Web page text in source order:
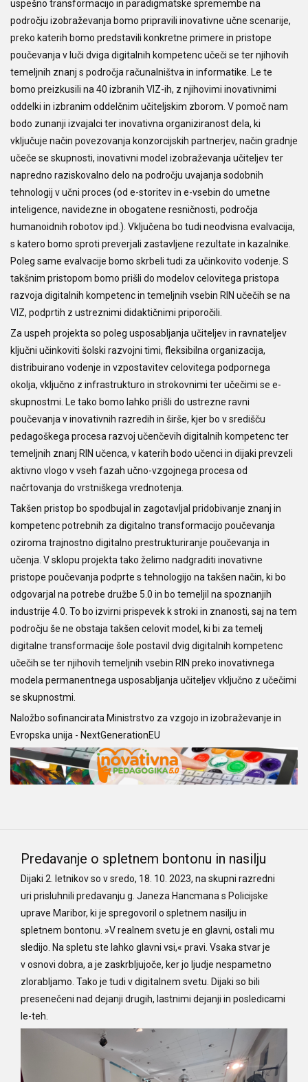
uspešno transformacijo in paradigmatske spremembe na
področju izobraževanja bomo pripravili inovativne učne scenarije,
preko katerih bomo predstavili konkretne primere in pristope
poučevanja v luči dviga digitalnih kompetenc učeči se ter njihovih
temeljnih znanj s področja računalništva in informatike. Le te
bomo preizkusili na 40 izbranih VIZ-ih, z njihovimi inovativnimi
oddelki in izbranim oddelčnim učiteljskim zborom. V pomoč nam
bodo zunanji izvajalci ter inovativna organiziranost dela, ki
vključuje način povezovanja konzorcijskih partnerjev, način gradnje
učeče se skupnosti, inovativni model izobraževanja učiteljev ter
napredno raziskovalno delo na področju uvajanja sodobnih
tehnologij v učni proces (od e-storitev in e-vsebin do umetne
inteligence, navidezne in obogatene resničnosti, področja
humanoidnih robotov ipd.). Vključena bo tudi neodvisna evalvacija,
s katero bomo sproti preverjali zastavljene rezultate in kazalnike.
Poleg same evalvacije bomo skrbeli tudi za učinkovito vodenje. S
takšnim pristopom bomo prišli do modelov celovitega pristopa
razvoja digitalnih kompetenc in temeljnih vsebin RIN učečih se na
VIZ, podprtih z ustreznimi didaktičnimi priporočili.
Za uspeh projekta so poleg usposabljanja učiteljev in ravnateljev
ključni učinkoviti šolski razvojni timi, fleksibilna organizacija,
distribuirano vodenje in vzpostavitev celovitega podpornega
okolja, vključno z infrastrukturo in strokovnimi ter učečimi se e-
skupnostmi. Le tako bomo lahko prišli do ustrezne ravni
poučevanja v inovativnih razredih in širše, kjer bo v središču
pedagoškega procesa razvoj učenčevih digitalnih kompetenc ter
temeljnih znanj RIN učenca, v katerih bodo učenci in dijaki prevzeli
aktivno vlogo v vseh fazah učno-vzgojnega procesa od
načrtovanja do vrstniškega vrednotenja.
Takšen pristop bo spodbujal in zagotavljal pridobivanje znanj in
kompetenc potrebnih za digitalno transformacijo poučevanja
oziroma trajnostno digitalno prestrukturiranje poučevanja in
učenja. V sklopu projekta tako želimo nadgraditi inovativne
pristope poučevanja podprte s tehnologijo na takšen način, ki bo
odgovarjal na potrebe družbe 5.0 in bo temeljil na spoznanjih
industrije 4.0. To bo izvirni prispevek k stroki in znanosti, saj na tem
področju še ne obstaja takšen celovit model, ki bi za temelj
digitalne transformacije šole postavil dvig digitalnih kompetenc
učečih se ter njihovih temeljnih vsebin RIN preko inovativnega
modela permanentnega usposabljanja učiteljev vključno z učečimi
se skupnostmi.
Naložbo sofinancirata Ministrstvo za vzgojo in izobraževanje in
Evropska unija - NextGenerationEU
Predavanje o spletnem bontonu in nasilju
Dijaki 2. letnikov so v sredo, 18. 10. 2023, na skupni razredni
uri prisluhnili predavanju g. Janeza Hancmana s Policijske
uprave Maribor, ki je spregovoril o spletnem nasilju in
spletnem bontonu. »V realnem svetu je en glavni, ostali mu
sledijo. Na spletu ste lahko glavni vsi,« pravi. Vsaka stvar je
v osnovi dobra, a je zaskrbljujoče, ker jo ljudje nespametno
zlorabljamo. Tako je tudi v digitalnem svetu. Dijaki so bili
presenečeni nad dejanji drugih, lastnimi dejanji in posledicami
le-teh.